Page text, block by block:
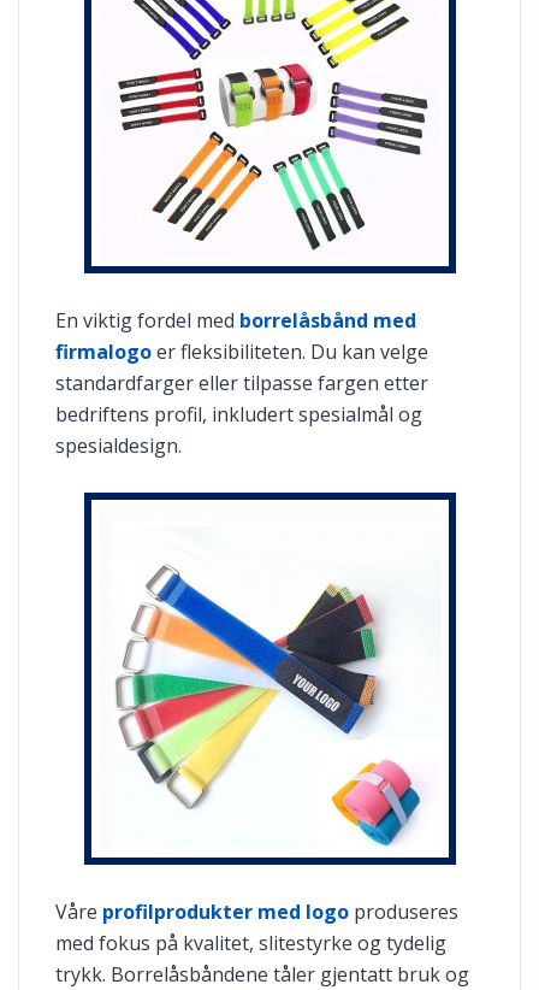
En viktig fordel med borrelåsbånd med
firmalogoer fleksibiliteten. Du kan velge
standardfarger eller tilpasse fargen etter
bedriftens profil, inkludert spesialmål og
spesialdesign.
Våre profilprodukter med logo produseres
med fokus på kvalitet, slitestyrke og tydelig
trykk. Borrelåsbåndene tåler gjentatt bruk og